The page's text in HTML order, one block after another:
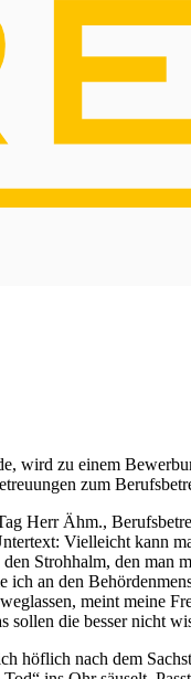
wird zu einem
zum
Herr Ähm.,
Vielleicht kann
Strohhalm, den man
an den
meint meine
sollen die besser nicht
höflich nach dem